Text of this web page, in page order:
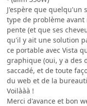
J'espère que quelqu'un
type de problème
pente (et que ses
qu'il y ait une solution
ce portable avec Vista
graphique (oui, y a des
saccadé, et de toute
du web et de la
Voilààà !
Merci d'avance et bon